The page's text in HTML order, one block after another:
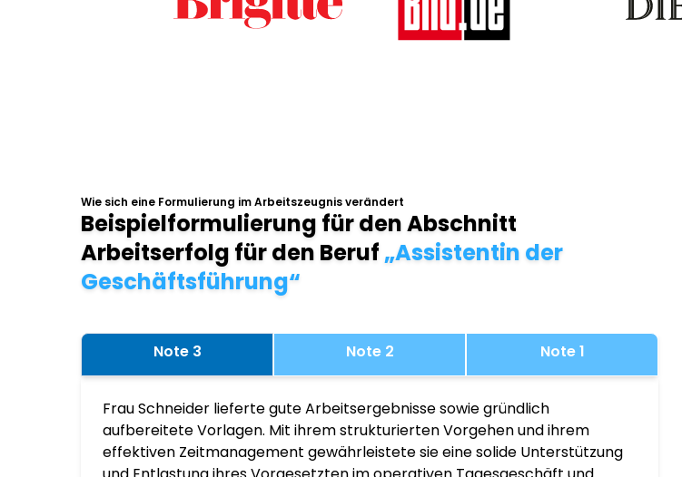
Wie sich eine Formulierung im Arbeitszeugnis verändert
Beispielformulierung für den Abschnitt
Arbeitserfolg für den Beruf „Assistentin der
Geschäftsführung“
Note 3 Note 2 Note 1
Frau Schneider lieferte gute Arbeitsergebnisse sowie gründlich
aufbereitete Vorlagen. Mit ihrem strukturierten Vorgehen und ihrem
effektiven Zeitmanagement gewährleistete sie eine solide Unterstützung